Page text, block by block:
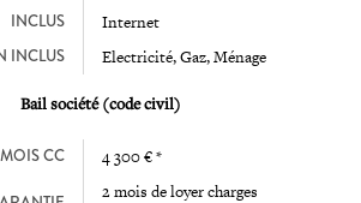
INCLUS Internet
INCLUS Electricité, Gaz, Ménage
Bail société (code civil)
CC 4 300 € *
2 mois de loyer charges